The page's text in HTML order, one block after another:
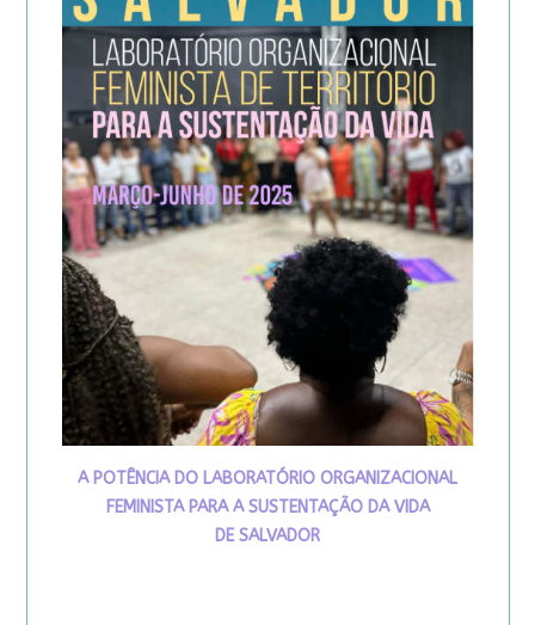
A POTÊNCIA DO LABORATÓRIO ORGANIZACIONAL
FEMINISTA PARA A SUSTENTAÇÃO DA VIDA
DE SALVADOR